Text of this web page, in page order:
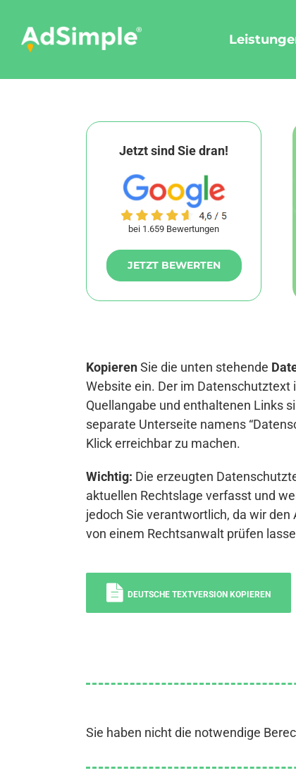
content
Jetzt sind Sie dran!
bei 1.659 Bewertungen
JETZT BEWERTEN
KopierenSie die unten stehende
Website ein. Der im
Quellangabe und enthaltenen Links
separate Unterseite namens
Klick erreichbar zu machen.
Wichtig: Die erzeugten
aktuellen Rechtslage verfasst und
jedoch Sie verantwortlich, da wir
von einem Rechtsanwalt prüfen
DEUTSCHE TEXTVERSION KOPIEREN
Sie haben nicht die notwendige